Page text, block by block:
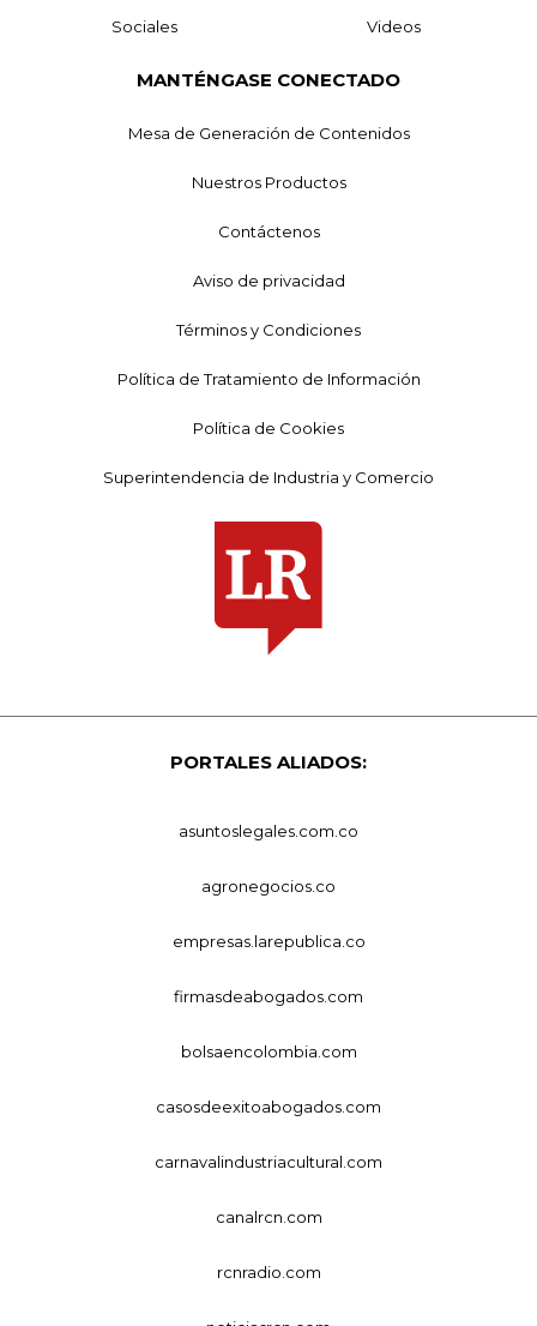
Sociales Videos
MANTÉNGASE CONECTADO
Mesa de Generación de Contenidos
Nuestros Productos
Contáctenos
Aviso de privacidad
Términos y Condiciones
Política de Tratamiento de Información
Política de Cookies
Superintendencia de Industria y Comercio
PORTALES ALIADOS:
asuntoslegales.com.co
agronegocios.co
empresas.larepublica.co
firmasdeabogados.com
bolsaencolombia.com
casosdeexitoabogados.com
carnavalindustriacultural.com
canalrcn.com
rcnradio.com